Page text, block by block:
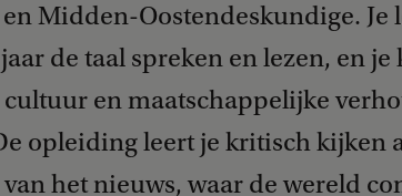
Midden-Oostendeskundige. Je
de taal spreken en lezen, en
en maatschappelijke
opleiding leert je kritisch kijken
het nieuws, waar de wereld